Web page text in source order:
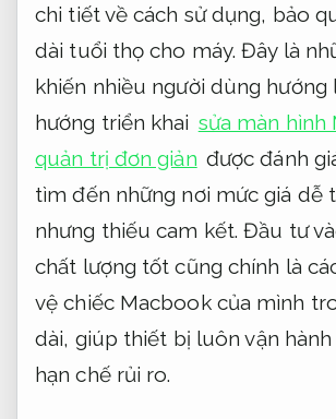
chi tiết về cách sử dụng, bảo
dài tuổi thọ cho máy. Đây là
khiến nhiều người dùng hướng
hướng triển khai sửa màn hình
quản trị đơn giản được đánh
tìm đến những nơi mức giá dễ
nhưng thiếu cam kết. Đầu tư
chất lượng tốt cũng chính là
vệ chiếc Macbook của mình
dài, giúp thiết bị luôn vận hành
hạn chế rủi ro.